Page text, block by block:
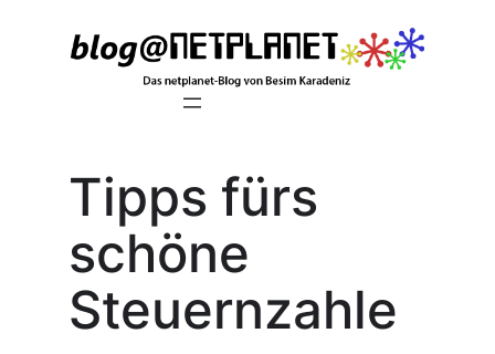
Tipps fürs
schöne
Steuernzahle